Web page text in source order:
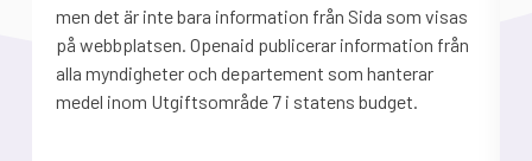
men det är inte bara information från Sida som visas
på webbplatsen. Openaid publicerar information från
alla myndigheter och departement som hanterar
medel inom Utgiftsområde 7 i statens budget.